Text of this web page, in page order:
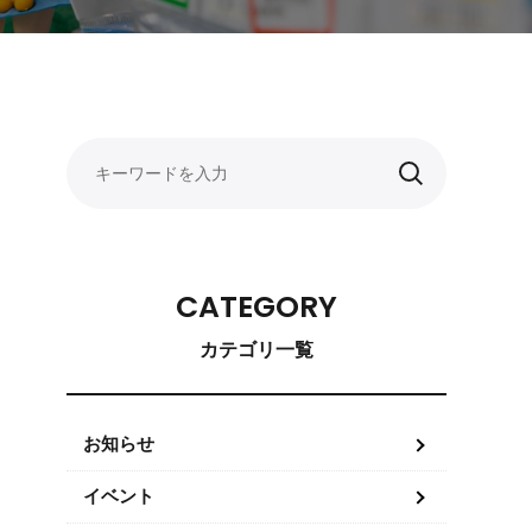
CATEGORY
カテゴリ一覧
お知らせ
イベント